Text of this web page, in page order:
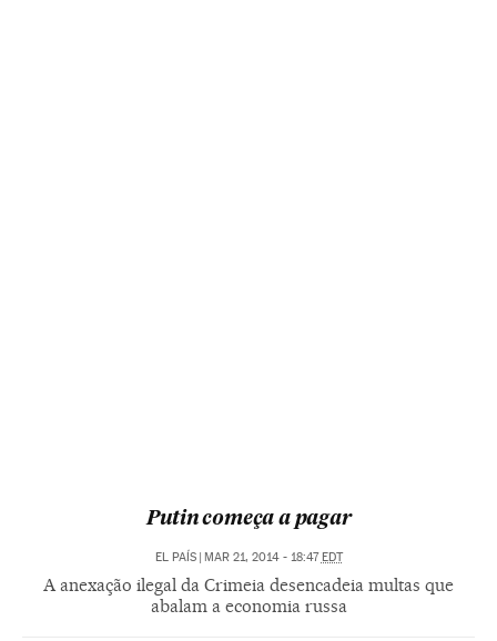
Putin começa a pagar
EL PAÍS MAR 21, 2014 - 18:47 EDT
A anexação ilegal da Crimeia desencadeia multas que
abalam a economia russa